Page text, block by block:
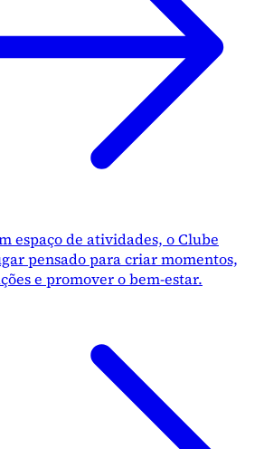
espaço de atividades, o Clube
pensado para criar momentos,
e promover o bem-estar.